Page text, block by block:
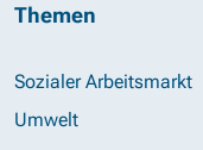
Themen
Sozialer Arbeitsmarkt
Umwelt